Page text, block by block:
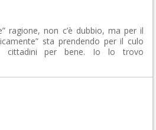
ragione, non c’è dubbio, ma per il
sta prendendo per il culo
i cittadini per bene. Io lo trovo